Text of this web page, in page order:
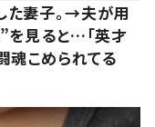
た妻子。→夫が用
を見ると…「英才
魂こめられてる